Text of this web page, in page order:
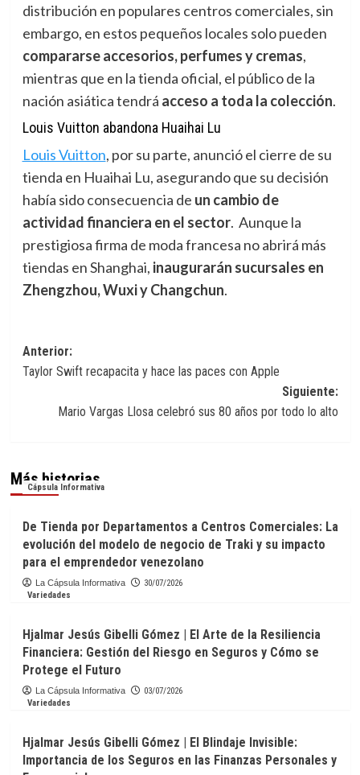
distribución en populares centros comerciales, sin
embargo, en estos pequeños locales solo pueden
compararse accesorios, perfumes y cremas,
mientras que en la tienda oficial, el público de la
nación asiática tendrá acceso a toda la colección.
Louis Vuitton abandona Huaihai Lu
Louis Vuitton, por su parte, anunció el cierre de su
tienda en Huaihai Lu, asegurando que su decisión
había sido consecuencia de un cambio de
actividad financiera en el sector. Aunque la
prestigiosa firma de moda francesa no abrirá más
tiendas en Shanghai, inaugurarán sucursales en
Zhengzhou, Wuxi y Changchun.
Navegación
de
entradas
Anterior:
Taylor Swift recapacita y hace las paces con Apple
Siguiente:
Mario Vargas Llosa celebró sus 80 años por todo lo alto
Más historias
Cápsula Informativa
De Tienda por Departamentos a Centros Comerciales: La
evolución del modelo de negocio de Traki y su impacto
para el emprendedor venezolano
La Cápsula Informativa
30/07/2026
Variedades
Hjalmar Jesús Gibelli Gómez | El Arte de la Resiliencia
Financiera: Gestión del Riesgo en Seguros y Cómo se
Protege el Futuro
La Cápsula Informativa
03/07/2026
Variedades
Hjalmar Jesús Gibelli Gómez | El Blindaje Invisible:
Importancia de los Seguros en las Finanzas Personales y